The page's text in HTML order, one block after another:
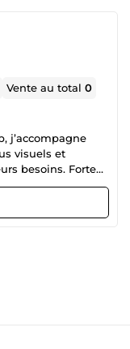
Vente au total0
j’accompagne
visuels et
besoins. Forte
rapidement tout
🎨 Mes